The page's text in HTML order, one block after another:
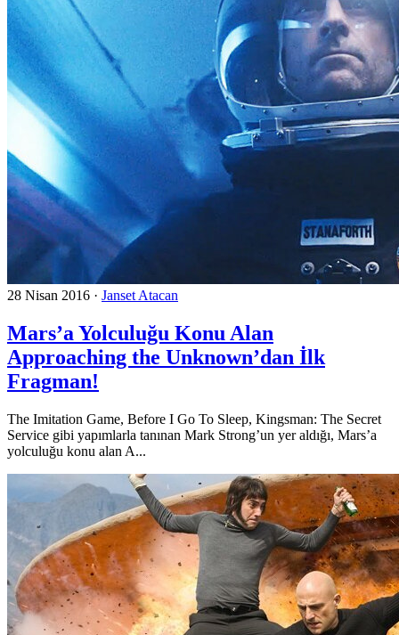
28 Nisan 2016 · Janset Atacan
Mars’a Yolculuğu Konu Alan
Approaching the Unknown’dan İlk
Fragman!
The Imitation Game, Before I Go To Sleep, Kingsman: The Secret
Service gibi yapımlarla tanınan Mark Strong’un yer aldığı, Mars’a
yolculuğu konu alan A...